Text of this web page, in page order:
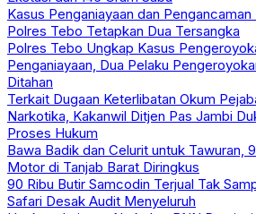
Kasus Penganiayaan dan Pengancaman
Polres Tebo Tetapkan Dua Tersangka
Polres Tebo Ungkap Kasus
Penganiayaan, Dua Pelaku
Ditahan
Terkait Dugaan Keterlibatan Okum
Narkotika, Kakanwil Ditjen Pas Jambi
Proses Hukum
Bawa Badik dan Celurit untuk Tawuran,
Motor di Tanjab Barat Diringkus
90 Ribu Butir Samcodin Terjual Tak
Safari Desak Audit Menyeluruh